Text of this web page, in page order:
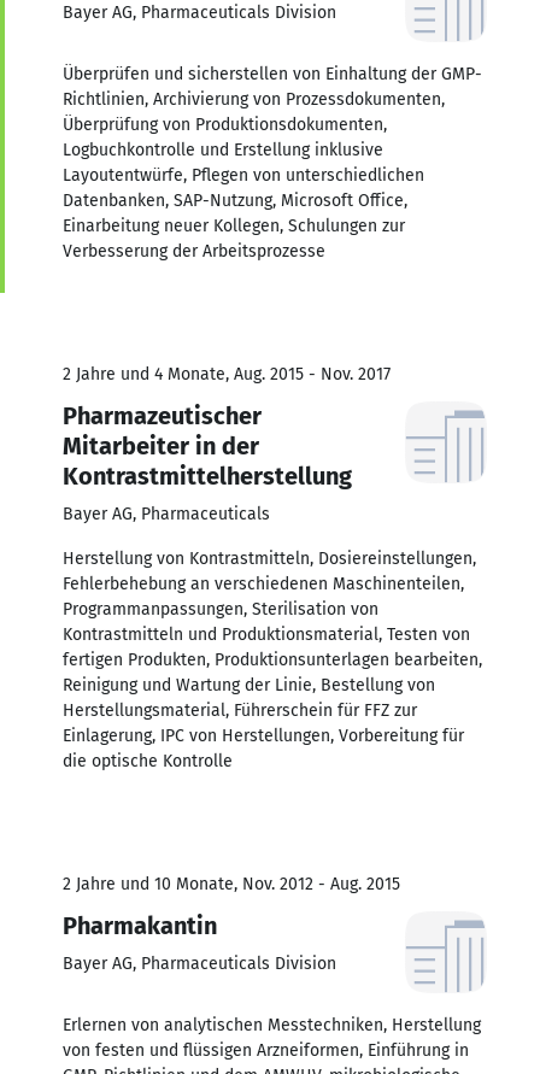
Bayer AG, Pharmaceuticals Division
Überprüfen und sicherstellen von Einhaltung der GMP-
Richtlinien, Archivierung von Prozessdokumenten,
Überprüfung von Produktionsdokumenten,
Logbuchkontrolle und Erstellung inklusive
Layoutentwürfe, Pflegen von unterschiedlichen
Datenbanken, SAP-Nutzung, Microsoft Office,
Einarbeitung neuer Kollegen, Schulungen zur
Verbesserung der Arbeitsprozesse
2 Jahre und 4 Monate, Aug. 2015 - Nov. 2017
Pharmazeutischer
Mitarbeiter in der
Kontrastmittelherstellung
Bayer AG, Pharmaceuticals
Herstellung von Kontrastmitteln, Dosiereinstellungen,
Fehlerbehebung an verschiedenen Maschinenteilen,
Programmanpassungen, Sterilisation von
Kontrastmitteln und Produktionsmaterial, Testen von
fertigen Produkten, Produktionsunterlagen bearbeiten,
Reinigung und Wartung der Linie, Bestellung von
Herstellungsmaterial, Führerschein für FFZ zur
Einlagerung, IPC von Herstellungen, Vorbereitung für
die optische Kontrolle
2 Jahre und 10 Monate, Nov. 2012 - Aug. 2015
Pharmakantin
Bayer AG, Pharmaceuticals Division
Erlernen von analytischen Messtechniken, Herstellung
von festen und flüssigen Arzneiformen, Einführung in